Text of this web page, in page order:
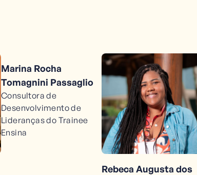
Marina Rocha
Tomagnini Passaglio
Consultora de
Desenvolvimento de
Lideranças do Trainee
Ensina
Rebeca Augusta dos